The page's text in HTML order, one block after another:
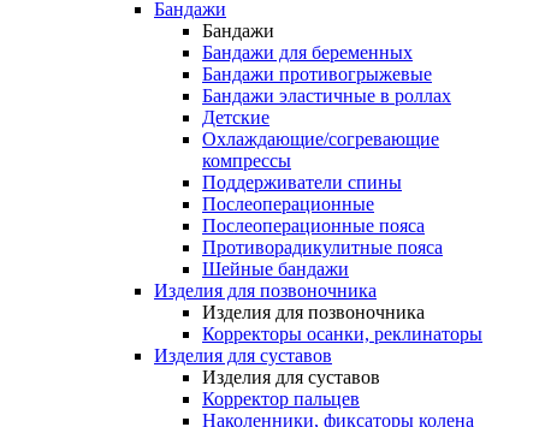
Бандажи
Бандажи
Бандажи для беременных
Бандажи противогрыжевые
Бандажи эластичные в роллах
Детские
Охлаждающие/согревающие
компрессы
Поддерживатели спины
Послеоперационные
Послеоперационные пояса
Противорадикулитные пояса
Шейные бандажи
Изделия для позвоночника
Изделия для позвоночника
Корректоры осанки, реклинаторы
Изделия для суставов
Изделия для суставов
Корректор пальцев
Наколенники, фиксаторы колена